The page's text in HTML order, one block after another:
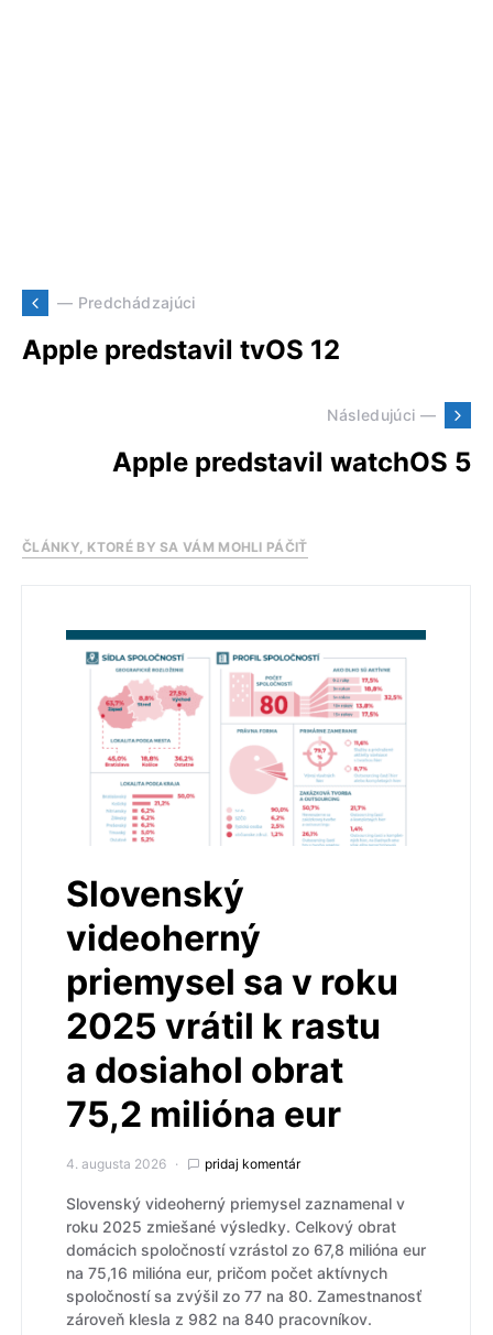
— Predchádzajúci
Apple predstavil tvOS 12
Následujúci —
Apple predstavil watchOS 5
ČLÁNKY, KTORÉ BY SA VÁM MOHLI PÁČIŤ
Slovenský
videoherný
priemysel sa v roku
2025 vrátil k rastu
a dosiahol obrat
75,2 milióna eur
4. augusta 2026 pridaj komentár
Slovenský videoherný priemysel zaznamenal v
roku 2025 zmiešané výsledky. Celkový obrat
domácich spoločností vzrástol zo 67,8 milióna eur
na 75,16 milióna eur, pričom počet aktívnych
spoločností sa zvýšil zo 77 na 80. Zamestnanosť
zároveň klesla z 982 na 840 pracovníkov.